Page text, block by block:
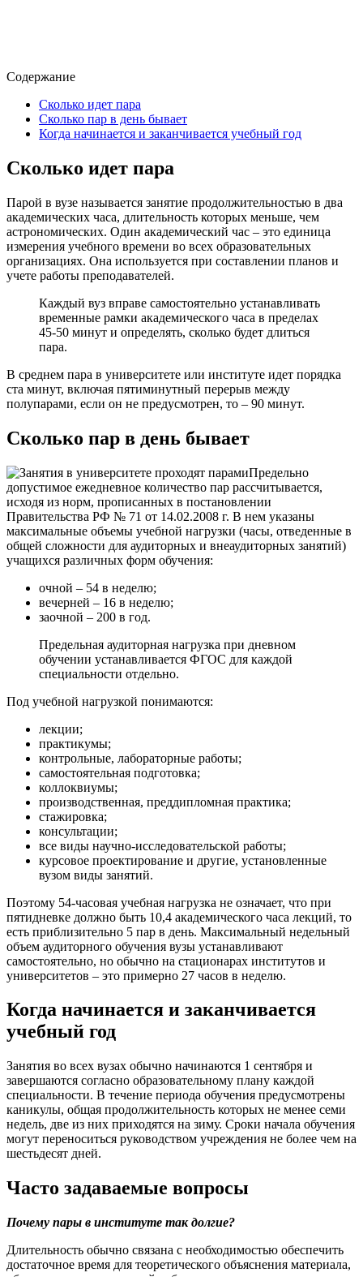
Содержание
Сколько идет пара
Сколько пар в день бывает
Когда начинается и заканчивается учебный год
Сколько идет пара
Парой в вузе называется занятие продолжительностью в два
академических часа, длительность которых меньше, чем
астрономических. Один академический час – это единица
измерения учебного времени во всех образовательных
организациях. Она используется при составлении планов и
учете работы преподавателей.
Каждый вуз вправе самостоятельно устанавливать
временные рамки академического часа в пределах
45-50 минут и определять, сколько будет длиться
пара.
В среднем пара в университете или институте идет порядка
ста минут, включая пятиминутный перерыв между
полупарами, если он не предусмотрен, то – 90 минут.
Сколько пар в день бывает
Предельно
допустимое ежедневное количество пар рассчитывается,
исходя из норм, прописанных в постановлении
Правительства РФ № 71 от 14.02.2008 г. В нем указаны
максимальные объемы учебной нагрузки (часы, отведенные в
общей сложности для аудиторных и внеаудиторных занятий)
учащихся различных форм обучения:
очной – 54 в неделю;
вечерней – 16 в неделю;
заочной – 200 в год.
Предельная аудиторная нагрузка при дневном
обучении устанавливается ФГОС для каждой
специальности отдельно.
Под учебной нагрузкой понимаются:
лекции;
практикумы;
контрольные, лабораторные работы;
самостоятельная подготовка;
коллоквиумы;
производственная, преддипломная практика;
стажировка;
консультации;
все виды научно-исследовательской работы;
курсовое проектирование и другие, установленные
вузом виды занятий.
Поэтому 54-часовая учебная нагрузка не означает, что при
пятидневке должно быть 10,4 академического часа лекций, то
есть приблизительно 5 пар в день. Максимальный недельный
объем аудиторного обучения вузы устанавливают
самостоятельно, но обычно на стационарах институтов и
университетов – это примерно 27 часов в неделю.
Когда начинается и заканчивается
учебный год
Занятия во всех вузах обычно начинаются 1 сентября и
завершаются согласно образовательному плану каждой
специальности. В течение периода обучения предусмотрены
каникулы, общая продолжительность которых не менее семи
недель, две из них приходятся на зиму. Сроки начала обучения
могут переноситься руководством учреждения не более чем на
шестьдесят дней.
Часто задаваемые вопросы
Почему пары в институте так долгие?
Длительность обычно связана с необходимостью обеспечить
достаточное время для теоретического объяснения материала,